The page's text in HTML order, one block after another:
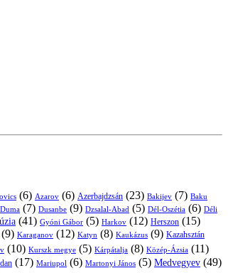
(6) Azarov (6) Azerbajdzsán (23) Bakijev (7) Baku
Duma (7) Dusanbe (9) Dzsalal-Abad (5) Dél-Oszétia (6) Déli
(41) Gyóni Gábor (5) Harkov (12) Herszon (15)
(9) Karaganov (12) Katyn (8) Kaukázus (9) Kazahsztán
(10) Kurszk megye (5) Kárpátalja (8) Közép-Ázsia (11)
(17) Mariupol (6) Martonyi János (5) Medvegyev (49)